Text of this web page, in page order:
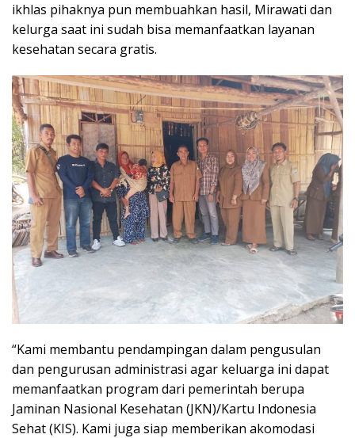
ikhlas pihaknya pun membuahkan hasil, Mirawati dan
kelurga saat ini sudah bisa memanfaatkan layanan
kesehatan secara gratis.
“Kami membantu pendampingan dalam pengusulan
dan pengurusan administrasi agar keluarga ini dapat
memanfaatkan program dari pemerintah berupa
Jaminan Nasional Kesehatan (JKN)/Kartu Indonesia
Sehat (KIS). Kami juga siap memberikan akomodasi